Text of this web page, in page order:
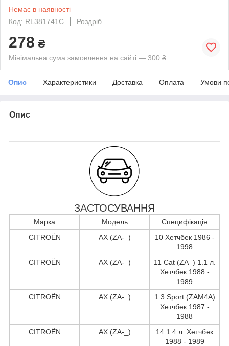
Немає в наявності
Код: RL381741C
Роздріб
278 ₴
Мінімальна сума замовлення на сайті — 300 ₴
Опис Характеристики Доставка Оплата Умови
Опис
ЗАСТОСУВАННЯ
Марка Модель
Специфікація
CITROËN
AX (ZA-_)
10 Хетчбек 1986 -
1998
CITROËN
AX (ZA-_)
11 Cat (ZA_) 1.1 л.
Хетчбек 1988 -
1989
CITROËN
AX (ZA-_)
1.3 Sport (ZAM4A)
Хетчбек 1987 -
1988
CITROËN
AX (ZA-_)
14 1.4 л. Хетчбек
1988 - 1989